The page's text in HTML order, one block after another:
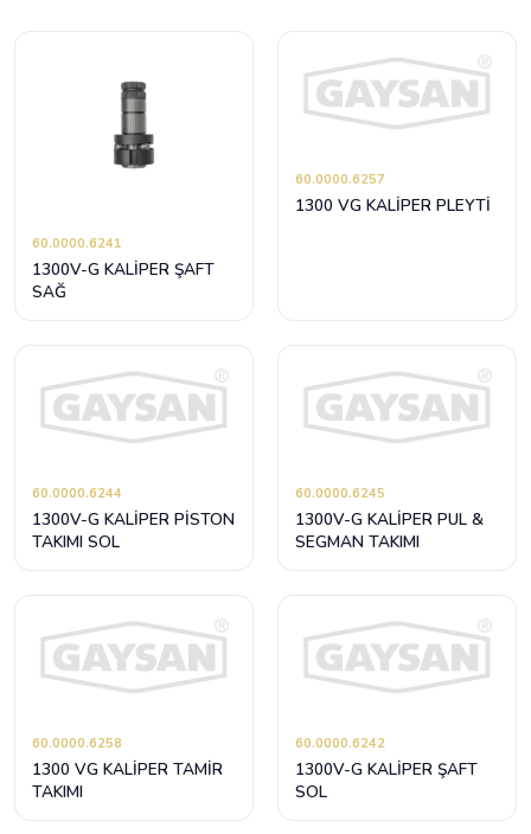
60.0000.6241
1300V-G KALİPER ŞAFT
SAĞ
60.0000.6257
1300 VG KALİPER PLEYTİ
60.0000.6244
1300V-G KALİPER PİSTON
TAKIMI SOL
60.0000.6245
1300V-G KALİPER PUL &
SEGMAN TAKIMI
60.0000.6258
1300 VG KALİPER TAMİR
TAKIMI
60.0000.6242
1300V-G KALİPER ŞAFT
SOL